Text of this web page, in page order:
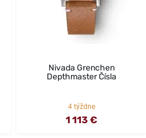
Nivada Grenchen
Depthmaster Čísla
4 týždne
1 113 €